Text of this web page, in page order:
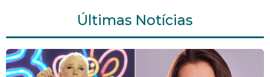
Últimas Notícias